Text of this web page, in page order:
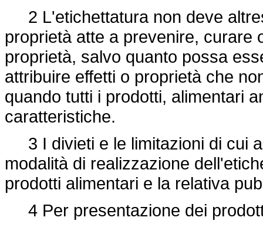
2 L'etichettatura non deve
proprietà atte a prevenire, curare
proprietà, salvo quanto possa
attribuire effetti o proprietà che
quando tutti i prodotti, alimentari
caratteristiche.
3 I divieti e le limitazioni di cui
modalità di realizzazione
prodotti alimentari e la relativa
4 Per presentazione dei